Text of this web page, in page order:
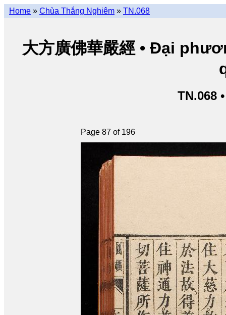
Home » Chùa Thắng Nghiêm » TN.068
大方廣佛華嚴經 • Đại
TN.068
Page 87 of 196